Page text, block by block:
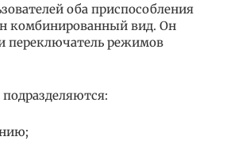
оба приспособления
комбинированный вид. Он
переключатель режимов